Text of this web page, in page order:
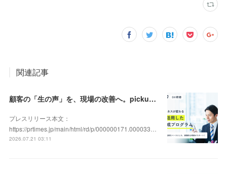
関連記事
顧客の「生の声」を、現場の改善へ。pickupon、実践型「DX人材育成研修」の提供を開始
プレスリリース本文：
https://prtimes.jp/main/html/rd/p/000000171.000033…
2026.07.21 03:11